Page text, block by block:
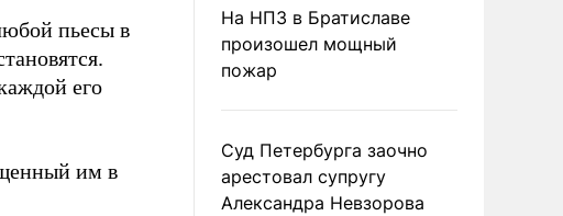
пьесы в
его
им в
На НПЗ в Братиславе
произошел мощный
пожар
Суд Петербурга заочно
арестовал супругу
Александра Невзорова